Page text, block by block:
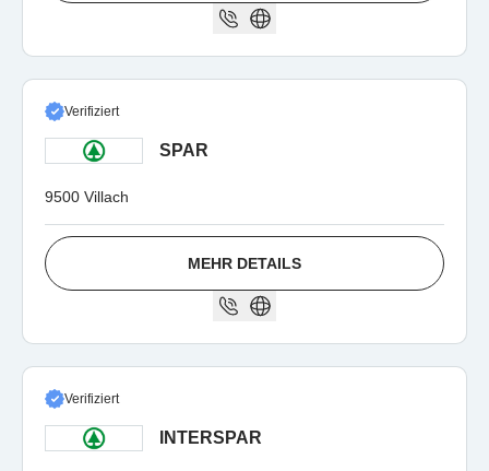
Verifiziert
SPAR
9500 Villach
MEHR DETAILS
Verifiziert
INTERSPAR